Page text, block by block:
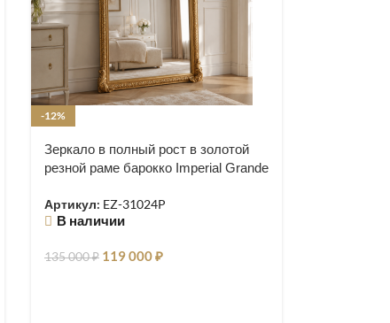
-12%
Зеркало в полный рост в золотой
резной раме барокко Imperial Grande
Артикул: EZ-31024P
В наличии
135 000₽ 119 000₽